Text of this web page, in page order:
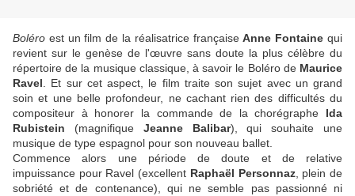
Boléro est un film de la réalisatrice françaiseAnne Fontaine qui
revient sur le genèse de l'œuvre sans doute la plus célèbre du
répertoire de la musique classique, à savoir le Boléro de Maurice
Ravel . Et sur cet aspect, le film traite son sujet avec un grand
soin et une belle profondeur, ne cachant rien des difficultés du
compositeur à honorer la commande de la chorégraphe Ida
Rubistein (magnifique Jeanne Balibar), qui souhaite une
musique de type espagnol pour son nouveau ballet.
Commence alors une période de doute et de relative
impuissance pour Ravel (excellent Raphaël Personnaz, plein de
sobriété et de contenance), qui ne semble pas passionné ni